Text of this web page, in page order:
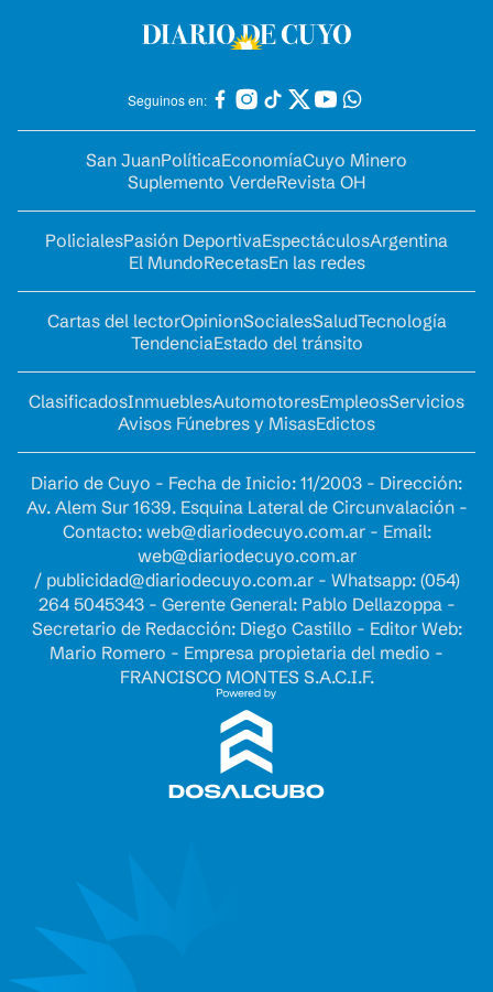
Seguinos en:
San JuanPolíticaEconomíaCuyo Minero
Suplemento VerdeRevista OH
PolicialesPasión DeportivaEspectáculosArgentina
El MundoRecetasEn las redes
Cartas del lectorOpinionSocialesSaludTecnología
TendenciaEstado del tránsito
ClasificadosInmueblesAutomotoresEmpleosServicios
Avisos Fúnebres y MisasEdictos
Diario de Cuyo - Fecha de Inicio: 11/2003 - Dirección:
Av. Alem Sur 1639. Esquina Lateral de Circunvalación -
Contacto: web@diariodecuyo.com.ar- Email:
web@diariodecuyo.com.ar
/ publicidad@diariodecuyo.com.ar- Whatsapp: (054)
264 5045343 - Gerente General: Pablo Dellazoppa -
Secretario de Redacción: Diego Castillo - Editor Web:
Mario Romero - Empresa propietaria del medio -
FRANCISCO MONTES S.A.C.I.F.